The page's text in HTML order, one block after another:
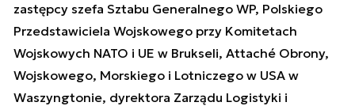
zastępcy szefa Sztabu Generalnego WP, Polskiego
Przedstawiciela Wojskowego przy Komitetach
Wojskowych NATO i UE w Brukseli, Attaché Obrony,
Wojskowego, Morskiego i Lotniczego w USA w
Waszyngtonie, dyrektora Zarządu Logistyki i